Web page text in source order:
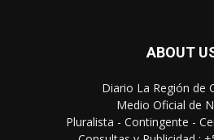
ABOUT
Diario La Región de
Medio Oficial de
Pluralista - Contingente -